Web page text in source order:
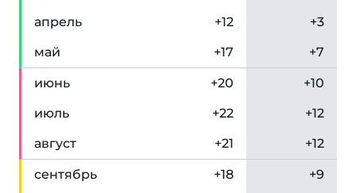
апрель +12
+3
май
+17 +7
июнь +20
+10
июль +22
+12
август +21 +12
сентябрь +18
+9